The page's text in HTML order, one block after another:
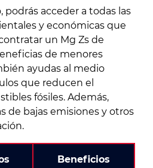
podrás acceder a todas las
y económicas que
un Mg Zs de
de menores
ayudas al medio
que reducen el
fósiles. Además,
de bajas emisiones y otros
Beneficios